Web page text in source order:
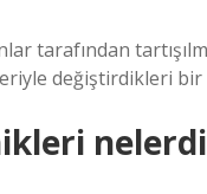
tarafından
değiştirdikleri bir